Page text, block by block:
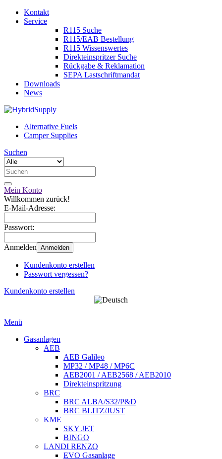
Kontakt
Service
R115 Suche
R115/EAB Bestellung
R115 Wissenswertes
Direkteinspritzer Suche
Rückgabe & Reklamation
SEPA Lastschriftmandat
Downloads
News
Alternative Fuels
Camper Supplies
Suchen
Mein Konto
Willkommen zurück!
E-Mail-Adresse:
Passwort:
Anmelden Anmelden
Kundenkonto erstellen
Passwort vergessen?
Kundenkonto erstellen
Menü
Gasanlagen
AEB
AEB Galileo
MP32 / MP48 / MP6C
AEB2001 / AEB2568 / AEB2010
Direkteinspritzung
BRC
BRC ALBA/S32/P&D
BRC BLITZ/JUST
KME
SKY JET
BINGO
LANDI RENZO
EVO Gasanlage